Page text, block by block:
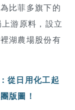
比菲多旗下的
游原料，設立
湖農場股份有
從日用化工起
版圖！